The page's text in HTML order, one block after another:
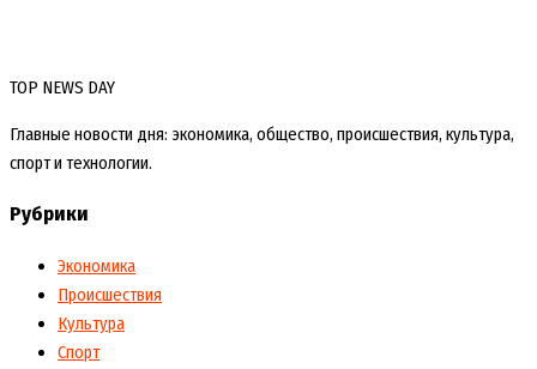
TOP NEWS DAY
Главные новости дня: экономика, общество, происшествия, культура,
спорт и технологии.
Рубрики
Экономика
Происшествия
Культура
Спорт